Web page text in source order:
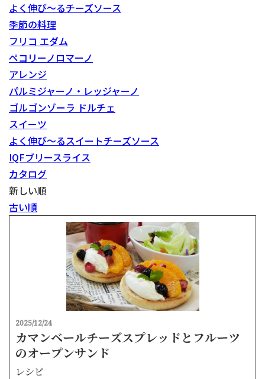
よく伸び～るチーズソース
季節の料理
フリコ エダム
ペコリーノロマーノ
アレンジ
パルミジャーノ・レッジャーノ
ゴルゴンゾーラ ドルチェ
スイーツ
よく伸び～るスイートチーズソース
IQFブリースライス
カタログ
新しい順
古い順
2025/12/24
カマンベールチーズスプレッドとフルーツ
のオープンサンド
レシピ